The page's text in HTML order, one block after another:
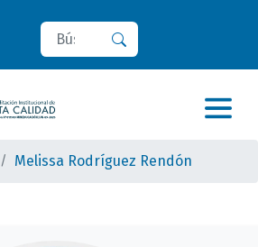
Buscar
Melissa Rodríguez Rendón